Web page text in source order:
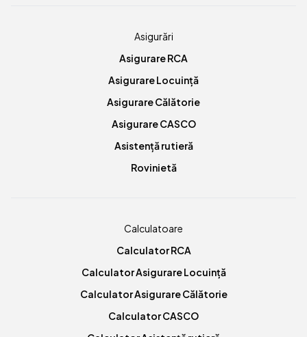
Asigurări
Asigurare RCA
Asigurare Locuință
Asigurare Călătorie
Asigurare CASCO
Asistență rutieră
Rovinietă
Calculatoare
Calculator RCA
Calculator Asigurare Locuință
Calculator Asigurare Călătorie
Calculator CASCO